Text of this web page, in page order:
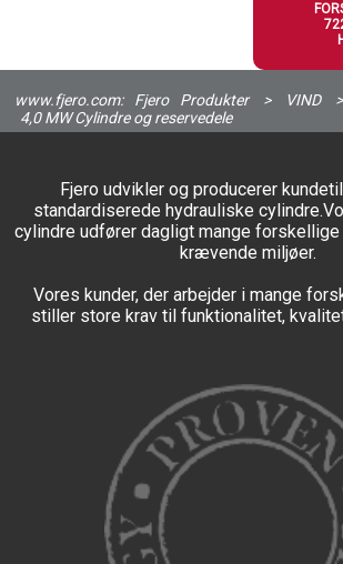
www.fjero.com: Fjero Produkter > VIND >
4,0 MW Cylindre og reservedele
Fjero udvikler og producerer
standardiserede hydrauliske
cylindre udfører dagligt mange
krævende miljøer.
Vores kunder, der arbejder i mange
stiller store krav til funktionalitet,